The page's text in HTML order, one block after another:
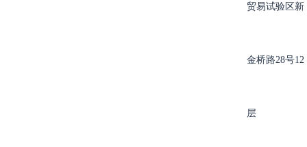
贸易试验区新
金桥路28号12
层